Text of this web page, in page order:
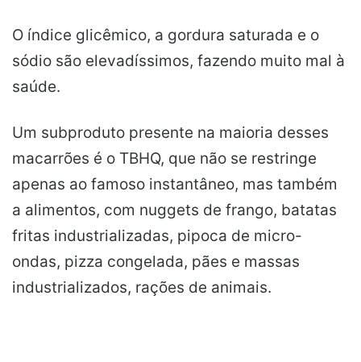
O índice glicêmico, a gordura saturada e o
sódio são elevadíssimos, fazendo muito mal à
saúde.
Um subproduto presente na maioria desses
macarrões é o TBHQ, que não se restringe
apenas ao famoso instantâneo, mas também
a alimentos, com nuggets de frango, batatas
fritas industrializadas, pipoca de micro-
ondas, pizza congelada, pães e massas
industrializados, rações de animais.